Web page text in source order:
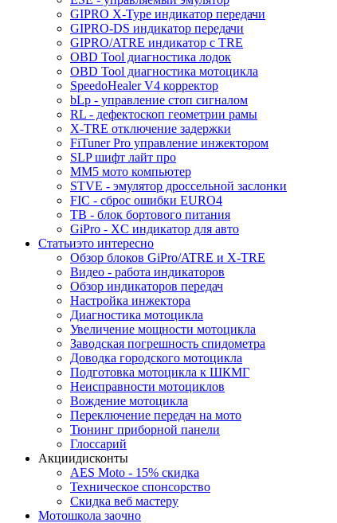
GIPRO X-Type индикатор передачи
GIPRO-DS индикатор передачи
GIPRO/ATRE индикатор с TRE
OBD Tool диагностика лодок
OBD Tool диагностика мотоцикла
SpeedoHealer V4 корректор
bLp - управление стоп сигналом
RL - дефектоскоп геометрии рамы
X-TRE отключение задержки
FiTuner Pro управление инжектором
SLP шифт лайт про
MM5 мото компьютер
STVE - эмулятор дроссельной заслонки
FIC - сброс ошибки EURO4
TB - блок бортового питания
GiPro - XC индикатор для авто
Статьиэто интересно
Обзор блоков GiPro/ATRE и X-TRE
Видео - работа индикаторов
Обзор индикаторов передач
Настройка инжектора
Диагноcтика мотоцикла
Увеличение мощности мотоцикла
Заводская погрешность спидометра
Доводка городского мотоцикла
Подготовка мотоцикла к ШКМГ
Неисправности мотоциклов
Вождение мотоцикла
Переключение передач на мото
Тюнинг приборной панели
Глоссарий
Акциидисконты
AES Moto - 15% скидка
Техническое спонсорство
Скидка веб мастеру
Мотошкола заочно